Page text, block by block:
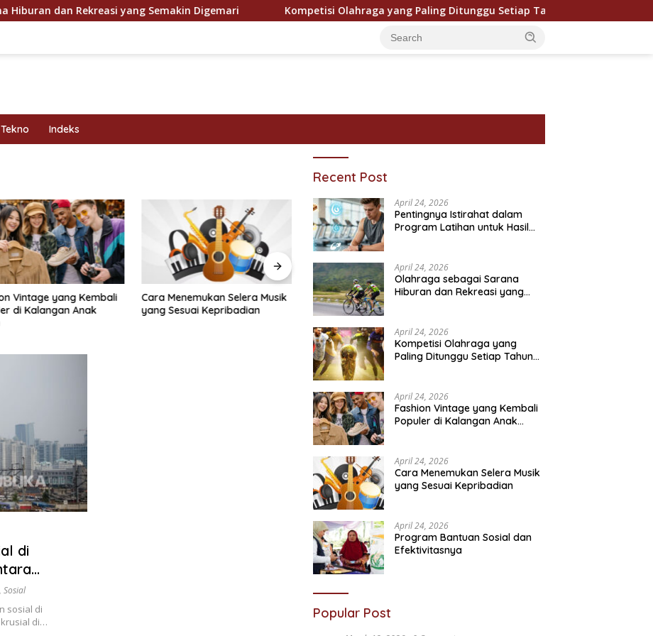
dan Rekreasi yang Semakin Digemari Kompetisi Olahraga yang Paling Ditunggu Setiap Tahun oleh Penggemar Dunia
Tekno Indeks
Vintage yang Kembali
di Kalangan Anak
Cara Menemukan Selera Musik
yang Sesuai Kepribadian
Program Bantuan Sosial dan
Efektivitasnya
Pentingnya Pendidikan
di
, Sosial
sosial di
di…
Recent Post
April 24, 2026
Pentingnya Istirahat dalam
Program Latihan untuk Hasil
April 24, 2026
Olahraga sebagai Sarana
Hiburan dan Rekreasi yang
April 24, 2026
Kompetisi Olahraga yang
Paling Ditunggu Setiap Tahun
April 24, 2026
Fashion Vintage yang Kembali
Populer di Kalangan Anak
April 24, 2026
Cara Menemukan Selera Musik
yang Sesuai Kepribadian
April 24, 2026
Program Bantuan Sosial dan
Efektivitasnya
Popular Post